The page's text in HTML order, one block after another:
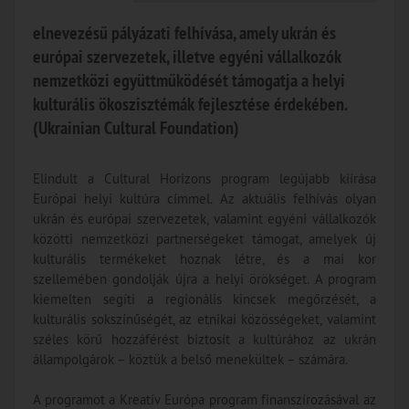
elnevezésű pályázati felhívása, amely ukrán és
európai szervezetek, illetve egyéni vállalkozók
nemzetközi együttműködését támogatja a helyi
kulturális ökoszisztémák fejlesztése érdekében.
(Ukrainian Cultural Foundation)
Elindult a Cultural Horizons program legújabb kiírása
Európai helyi kultúra címmel. Az aktuális felhívás olyan
ukrán és európai szervezetek, valamint egyéni vállalkozók
közötti nemzetközi partnerségeket támogat, amelyek új
kulturális termékeket hoznak létre, és a mai kor
szellemében gondolják újra a helyi örökséget. A program
kiemelten segíti a regionális kincsek megőrzését, a
kulturális sokszínűségét, az etnikai közösségeket, valamint
széles körű hozzáférést biztosít a kultúrához az ukrán
állampolgárok – köztük a belső menekültek – számára.
A programot a Kreatív Európa program finanszírozásával az